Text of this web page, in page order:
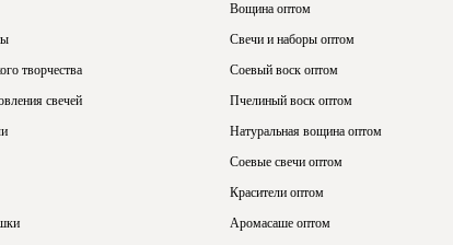
творчества
свечей
Вощина оптом
Свечи и наборы оптом
Соевый воск оптом
Пчелиный воск оптом
Натуральная вощина оптом
Соевые свечи оптом
Красители оптом
Аромасаше оптом